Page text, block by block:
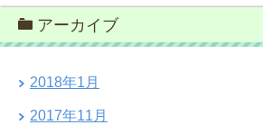
アーカイブ
2018年1月
2017年11月